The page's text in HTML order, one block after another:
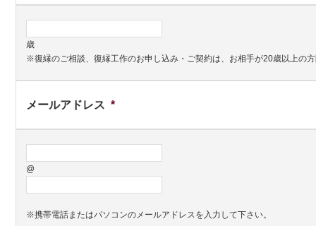
歳
※復縁のご相談、復縁工作のお申し込み・ご契約は、お相手が20歳以上の
メールアドレス *
@
※携帯電話またはパソコンのメールアドレスを入力して下さい。